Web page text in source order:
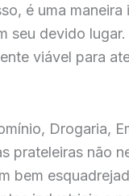
é uma
devido
viável para
Drogaria,
prateleiras não
bem